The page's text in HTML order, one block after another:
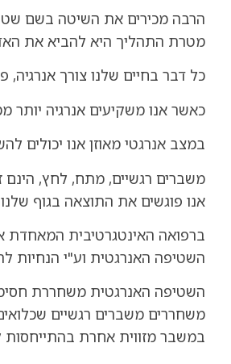
הרבה מכירים את השיטה בשם
מטרת התהליך היא להביא את
כל דבר בחיים שלנו צורך
כאשר אנו משקיעים אנרגיה יותר
במצב אנרגטי מאוזן אנו יכולים
משברים רגשיים, מתח, לחץ, הינם
אנו פוגשים את התוצאה בגוף
ברפואה האינטגרטיבית המאחדת
השטיפה האנרגטית וע"י הנחיות
השטיפה האנרגטית משחררת
משחררים משברים רגשיים
במשבר מזווית אחרת בהתייחסות